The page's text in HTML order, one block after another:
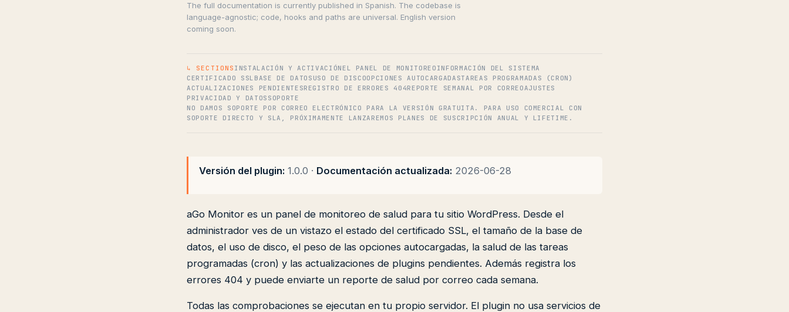
The full documentation is currently published in Spanish. The codebase is
language-agnostic; code, hooks and paths are universal. English version
coming soon.
↳ SECTIONS INSTALACIÓN Y ACTIVACIÓN EL PANEL DE MONITOREO INFORMACIÓN DEL SISTEMA
CERTIFICADO SSL BASE DE DATOS USO DE DISCOOPCIONES AUTOCARGADASTAREAS PROGRAMADAS (CRON)
ACTUALIZACIONES PENDIENTESREGISTRO DE ERRORES 404REPORTE SEMANAL POR CORREOAJUSTES
PRIVACIDAD Y DATOS SOPORTE
NO DAMOS SOPORTE POR CORREO ELECTRÓNICO PARA LA VERSIÓN GRATUITA. PARA USO COMERCIAL CON
SOPORTE DIRECTO Y SLA, PRÓXIMAMENTE LANZAREMOS PLANES DE SUSCRIPCIÓN ANUAL Y LIFETIME.
Versión del plugin: 1.0.0 · Documentación actualizada: 2026-06-28
aGo Monitor es un panel de monitoreo de salud para tu sitio WordPress. Desde el
administrador ves de un vistazo el estado del certificado SSL, el tamaño de la base de
datos, el uso de disco, el peso de las opciones autocargadas, la salud de las tareas
programadas (cron) y las actualizaciones de plugins pendientes. Además registra los
errores 404 y puede enviarte un reporte de salud por correo cada semana.
Todas las comprobaciones se ejecutan en tu propio servidor. El plugin no usa servicios de